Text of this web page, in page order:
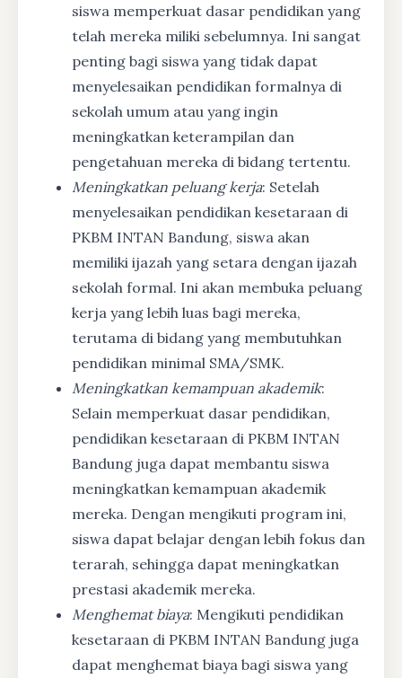
siswa memperkuat dasar pendidikan yang
telah mereka miliki sebelumnya. Ini sangat
penting bagi siswa yang tidak dapat
menyelesaikan pendidikan formalnya di
sekolah umum atau yang ingin
meningkatkan keterampilan dan
pengetahuan mereka di bidang tertentu.
Meningkatkan peluang kerja: Setelah
menyelesaikan pendidikan kesetaraan di
PKBM INTAN Bandung, siswa akan
memiliki ijazah yang setara dengan ijazah
sekolah formal. Ini akan membuka peluang
kerja yang lebih luas bagi mereka,
terutama di bidang yang membutuhkan
pendidikan minimal SMA/SMK.
Meningkatkan kemampuan akademik:
Selain memperkuat dasar pendidikan,
pendidikan kesetaraan di PKBM INTAN
Bandung juga dapat membantu siswa
meningkatkan kemampuan akademik
mereka. Dengan mengikuti program ini,
siswa dapat belajar dengan lebih fokus dan
terarah, sehingga dapat meningkatkan
prestasi akademik mereka.
Menghemat biaya: Mengikuti pendidikan
kesetaraan di PKBM INTAN Bandung juga
dapat menghemat biaya bagi siswa yang